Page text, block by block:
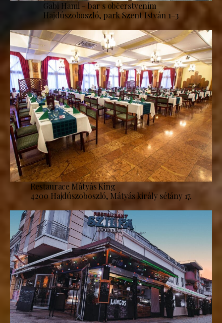
Gabi Hami – bar s občerstvením
Hajdúszoboszló, park Szent István 1–3
Restaurace Mátyás King
4200 Hajdúszoboszló, Mátyás király sétány 17.